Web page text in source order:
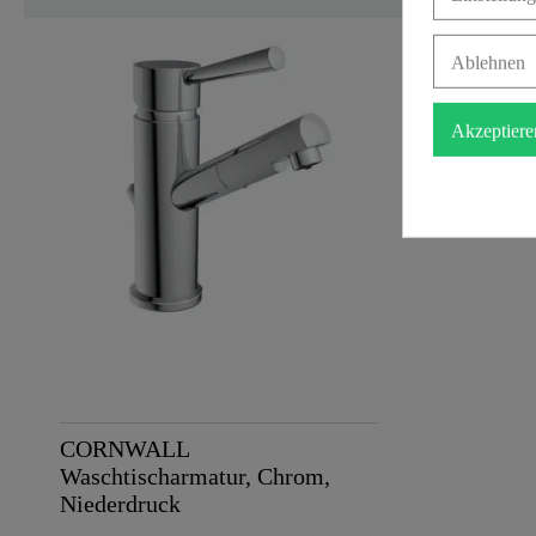
CORNWALL
Waschtischarmatur, Chrom,
Niederdruck
Ablehnen